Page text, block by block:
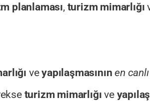
planlaması, turizm mimarlığı
veyapılaşmasının en
turizm mimarlığı ve